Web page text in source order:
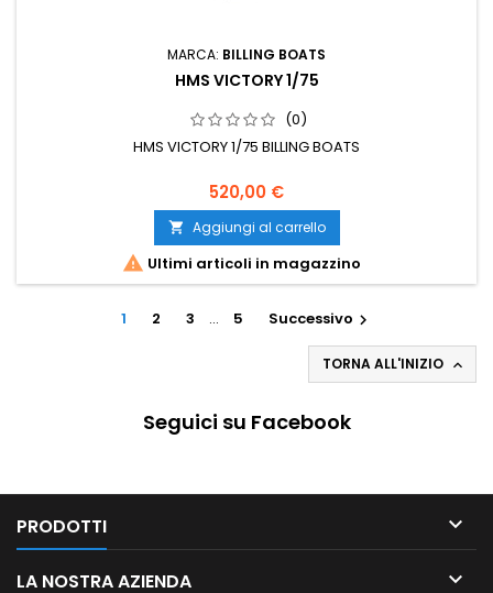
MARCA: BILLING BOATS
HMS VICTORY 1/75
(0)
HMS VICTORY 1/75 BILLING BOATS
520,00 €
 Aggiungi al carrello
 Ultimi articoli in magazzino
1 2 3 … 5 Successivo 
TORNA ALL'INIZIO 
Seguici su Facebook
PRODOTTI 
LA NOSTRA AZIENDA 